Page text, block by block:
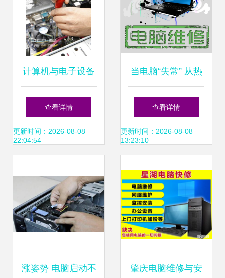
计算机与电子设备
维修 电脑维修的核
心技术与实用技巧
查看详情
更新时间：2026-08-08
22:04:54
当电脑“失常” 从热
爱到专业的PS使用
与维护指南
查看详情
更新时间：2026-08-08
13:23:10
涨姿势 电脑启动不 肇庆电脑维修与安